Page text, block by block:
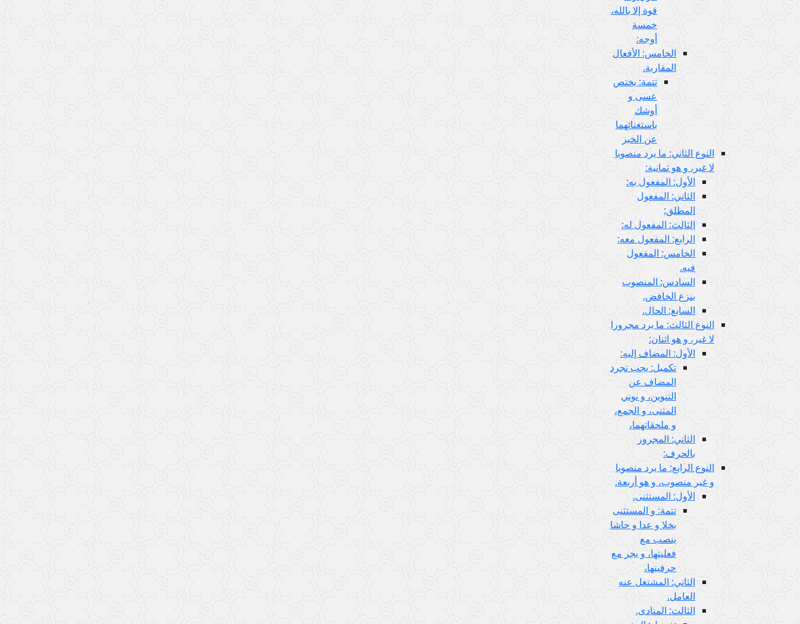
قوة إلا بالله،
خمسة
أوجه:
الخامس: الأفعال
المقاربة.
تتمة: يختص
عسى و
أوشك
باستغنائهما
عن الخبر
النوع الثاني: ما يرد منصوبا
لا غير، و هو ثمانية:
الأول: المفعول به:
الثاني: المفعول
المطلق:
الثالث: المفعول له:
الرابع: المفعول معه:
الخامس: المفعول
فيه.
السادس: المنصوب
بنزع الخافض.
السابع: الحال.
النوع الثالث: ما يرد مجرورا
لا غير، و هو اثنان:
الأول: المضاف إليه:
تكميل: يجب تجرد
المضاف عن
التنوين، و نوني
المثنى، و الجمع،
و ملحقاتهما،
الثاني: المجرور
بالحرف:
النوع الرابع: ما يرد منصوبا
و غير منصوب، و هو أربعة.
الأول: المستثنى.
تتمة: و المستثنى
بخلا و عدا و حاشا
ينصب مع
فعليتها، و يجر مع
حرفيتها،
الثاني: المشتغل عنه
العامل.
الثالث: المنادى.